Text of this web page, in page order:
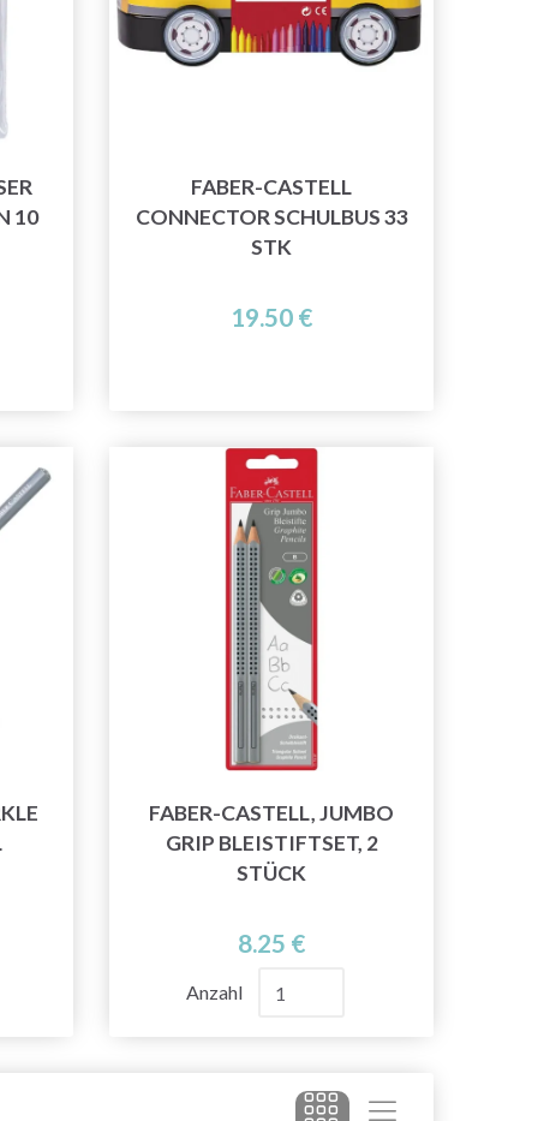
10
FABER-CASTELL
CONNECTOR SCHULBUS 33
STK
19.50 €
FABER-CASTELL, JUMBO
GRIP BLEISTIFTSET, 2
STÜCK
8.25 €
Anzahl